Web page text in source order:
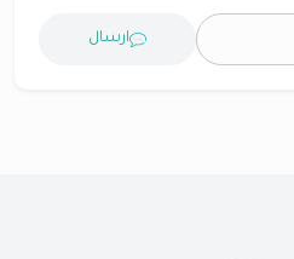
ارسال